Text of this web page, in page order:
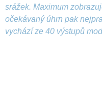
srážek. Maximum
očekávaný úhrn pak
vychází ze 40 výstupů